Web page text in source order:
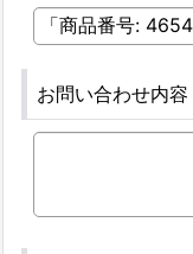
お問い合わせ内容